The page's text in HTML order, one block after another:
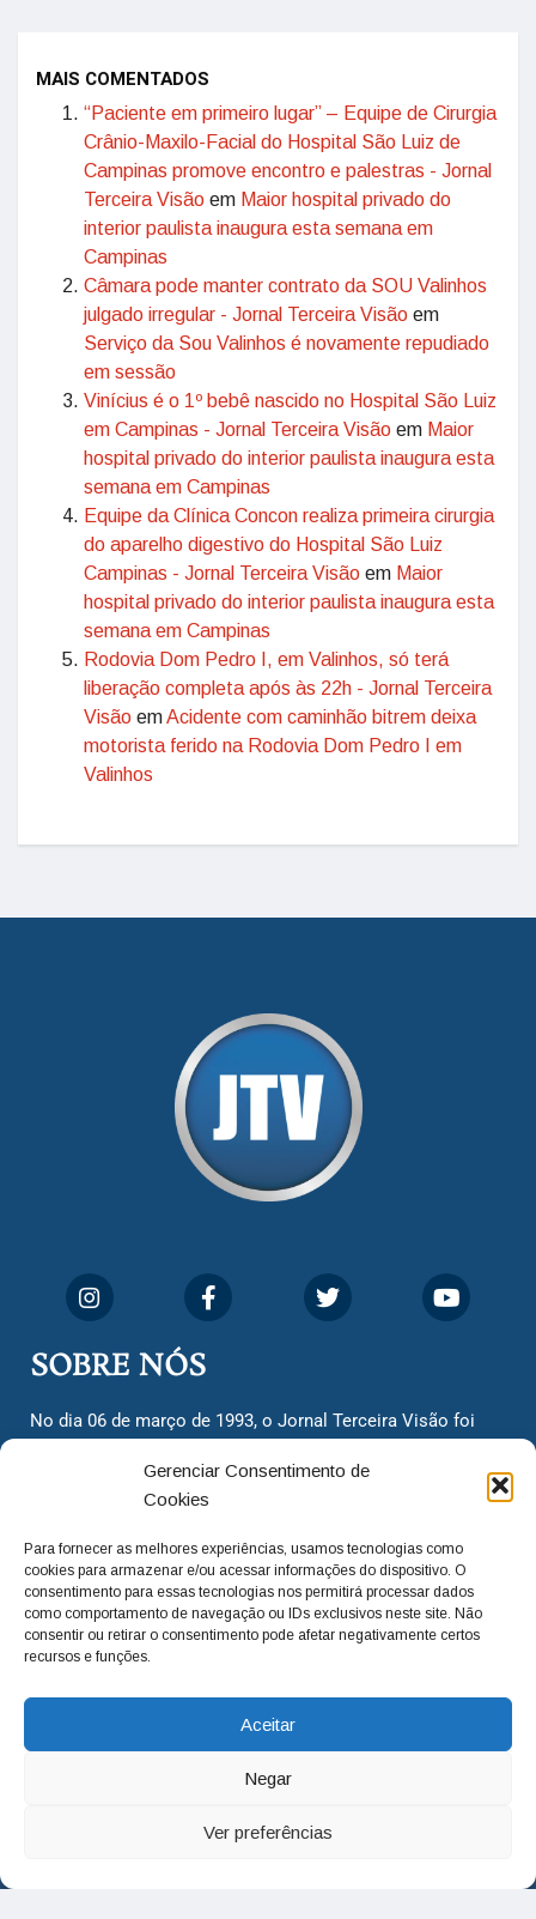
Gerenciar Consentimento de
Cookies
Para fornecer as melhores experiências, usamos tecnologias como
cookies para armazenar e/ou acessar informações do dispositivo. O
consentimento para essas tecnologias nos permitirá processar dados
como comportamento de navegação ou IDs exclusivos neste site. Não
consentir ou retirar o consentimento pode afetar negativamente certos
recursos e funções.
Aceitar
Negar
Ver preferências
MAIS COMENTADOS
“Paciente em primeiro lugar” – Equipe de Cirurgia
Crânio-Maxilo-Facial do Hospital São Luiz de
Campinas promove encontro e palestras - Jornal
Terceira Visão em Maior hospital privado do
interior paulista inaugura esta semana em
Campinas
Câmara pode manter contrato da SOU Valinhos
julgado irregular - Jornal Terceira Visão em
Serviço da Sou Valinhos é novamente repudiado
em sessão
Vinícius é o 1º bebê nascido no Hospital São Luiz
em Campinas - Jornal Terceira Visão em Maior
hospital privado do interior paulista inaugura esta
semana em Campinas
Equipe da Clínica Concon realiza primeira cirurgia
do aparelho digestivo do Hospital São Luiz
Campinas - Jornal Terceira Visão em Maior
hospital privado do interior paulista inaugura esta
semana em Campinas
Rodovia Dom Pedro I, em Valinhos, só terá
liberação completa após às 22h - Jornal Terceira
Visão emAcidente com caminhão bitrem deixa
motorista ferido na Rodovia Dom Pedro I em
Valinhos
SOBRE NÓS
No dia 06 de março de 1993, o Jornal Terceira Visão foi
cidadãos valinhenses, já que naquela época só existiam
dois jornais. Há mais de 30 anos, o jornal continua
com o foco de trazer as melhores notícias. Nunca
deixamos de lado as necessidades do cidadão, sempre
questionando os órgãos públicos em busca de melhorias
para a cidade e sempre cobrando resoluções para casos
adm@jtv.com.br
(19) 3929-6225